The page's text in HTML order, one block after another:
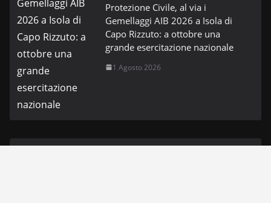
Protezione Civile, al via i
Gemellaggi AIB 2026 a Isola di
Capo Rizzuto: a ottobre una
grande esercitazione nazionale
1 Agosto 2026